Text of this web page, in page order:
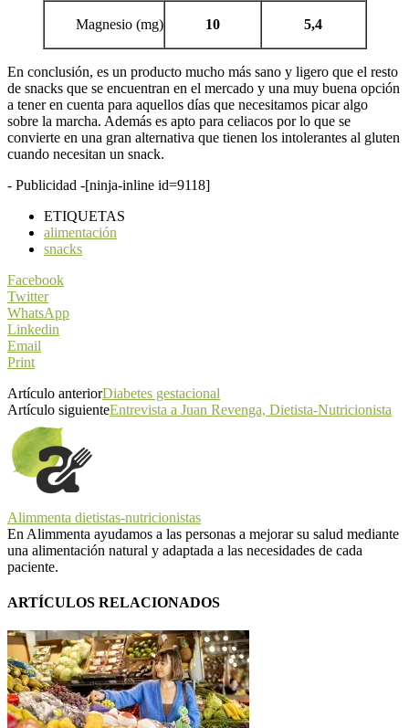
Magnesio (mg) 10 5,4
En conclusión, es un producto mucho más sano y ligero que el resto
de snacks que se encuentran en el mercado y una muy buena opción
a tener en cuenta para aquellos días que necesitamos picar algo
sobre la marcha. Además es apto para celiacos por lo que se
convierte en una gran alternativa que tienen los intolerantes al gluten
cuando necesitan un snack.
- Publicidad -[ninja-inline id=9118]
ETIQUETAS
alimentación
snacks
Facebook
Twitter
WhatsApp
Linkedin
Email
Print
Artículo anteriorDiabetes gestacional
Artículo siguienteEntrevista a Juan Revenga, Dietista-Nutricionista
Alimmenta dietistas-nutricionistas
En Alimmenta ayudamos a las personas a mejorar su salud mediante
una alimentación natural y adaptada a las necesidades de cada
paciente.
ARTÍCULOS RELACIONADOS